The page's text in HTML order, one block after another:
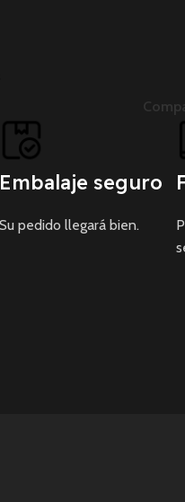
Embalaje seguro
Su pedido llegará bien.